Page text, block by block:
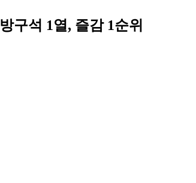
방구석 1열, 즐감 1순위